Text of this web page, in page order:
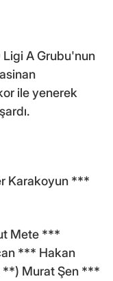
Ligi A Grubu'nun
ile yenerek
Karakoyun ***
Mete ***
*** Hakan
**) Murat Şen ***